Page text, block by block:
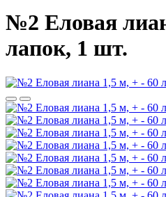
№2 Еловая
лапок, 1 шт.